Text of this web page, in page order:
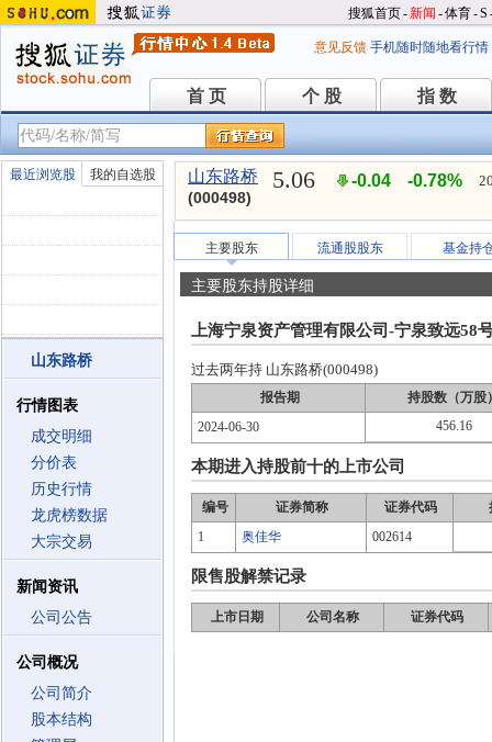
搜狐首页-新闻 -体育-S
意见反馈 手机随时随地看行情
首 页
首 页 个 股
个 股 指 数
指 数
最近浏览股 我的自选股
山东路桥
行情图表
成交明细
分价表
历史行情
龙虎榜数据
大宗交易
新闻资讯
公司公告
公司概况
公司简介
股本结构
山东路桥
(000498)
5.06 -0.04 -0.78%
主要股东 流通股股东 基金持
主要股东持股详细
上海宁泉资产管理有限公司-宁泉致远58
过去两年持 山东路桥(000498)
报告期
持股数（万股
2024-06-30
456.16
本期进入持股前十的上市公司
编号 证券简称 证券代码
1
奥佳华 002614
限售股解禁记录
上市日期 公司名称 证券代码